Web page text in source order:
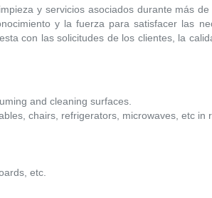
y servicios asociados durante más
y la fuerza para satisfacer las
con las solicitudes de los clientes, la
and cleaning surfaces.
chairs, refrigerators, microwaves, etc in
etc.